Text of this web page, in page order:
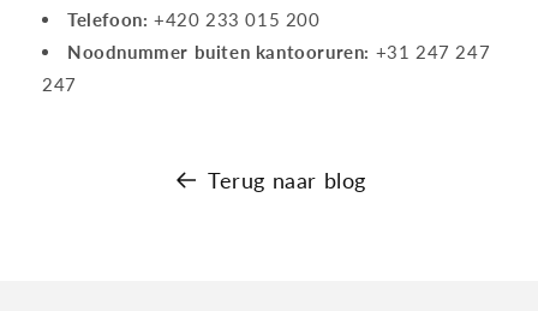
Telefoon: +420 233 015 200
Noodnummer buiten kantooruren: +31 247 247
247
Terug naar blog